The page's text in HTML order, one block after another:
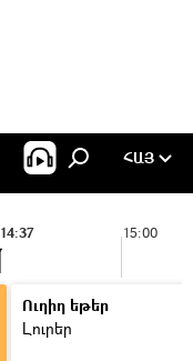
ՀԱՅ
15:00
14:37
Ուղիղ եթեր
Լուրեր